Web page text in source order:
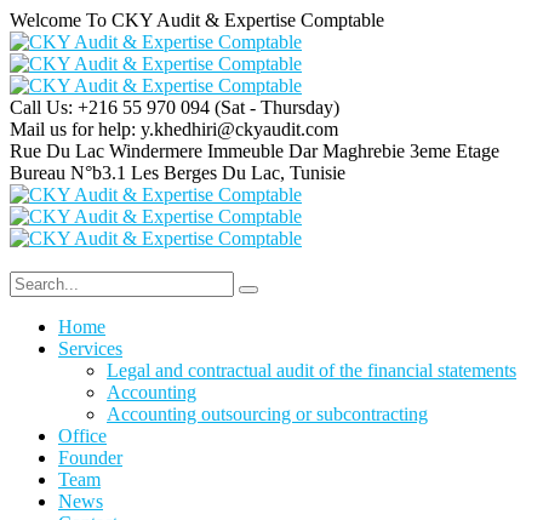
Welcome To CKY Audit & Expertise Comptable
Call Us: +216 55 970 094 (Sat - Thursday)
Mail us for help: y.khedhiri@ckyaudit.com
Rue Du Lac Windermere Immeuble Dar Maghrebie 3eme Etage
Bureau N°b3.1 Les Berges Du Lac, Tunisie
Home
Services
Legal and contractual audit of the financial statements
Accounting
Accounting outsourcing or subcontracting
Office
Founder
Team
News